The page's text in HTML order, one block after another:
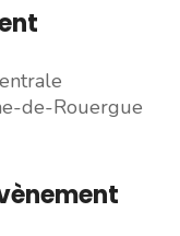
de-Rouergue